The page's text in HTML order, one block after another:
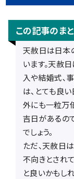
この記事のま
天赦日は日本
います。天赦
入や結婚式、
は、とても良
外にも一粒万
吉日があるの
でしょう。
ただ、天赦日
不向きとされ
と良いかもし